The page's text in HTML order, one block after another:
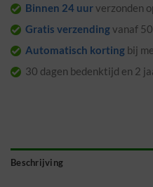
Binnen 24 uurverzonden
Gratis verzendingvanaf
Automatisch korting bij
30 dagen bedenktijd en 2
Beschrijving